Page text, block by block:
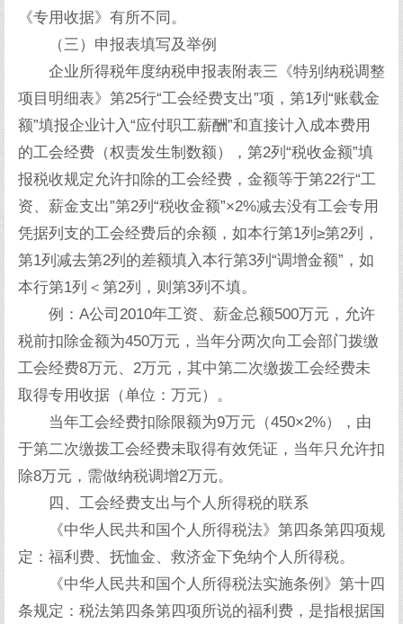
《专用收据》有所不同。
（三）申报表填写及举例
企业所得税年度纳税申报表附表三《特别纳税调整
项目明细表》第25行“工会经费支出”项，第1列“账载金
额”填报企业计入“应付职工薪酬”和直接计入成本费用
的工会经费（权责发生制数额），第2列“税收金额”填
报税收规定允许扣除的工会经费，金额等于第22行“工
资、薪金支出”第2列“税收金额”×2%减去没有工会专用
凭据列支的工会经费后的余额，如本行第1列≥第2列，
第1列减去第2列的差额填入本行第3列“调增金额”，如
本行第1列＜第2列，则第3列不填。
例：A公司2010年工资、薪金总额500万元，允许
税前扣除金额为450万元，当年分两次向工会部门拨缴
工会经费8万元、2万元，其中第二次缴拨工会经费未
取得专用收据（单位：万元）。
当年工会经费扣除限额为9万元（450×2%），由
于第二次缴拨工会经费未取得有效凭证，当年只允许扣
除8万元，需做纳税调增2万元。
四、工会经费支出与个人所得税的联系
《中华人民共和国个人所得税法》第四条第四项规
定：福利费、抚恤金、救济金下免纳个人所得税。
《中华人民共和国个人所得税法实施条例》第十四
条规定：税法第四条第四项所说的福利费，是指根据国